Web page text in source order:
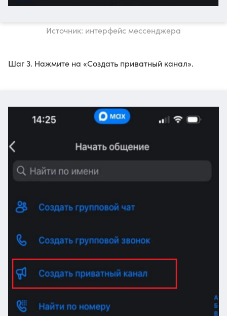
Источник: интерфейс мессенджера
Шаг 3. Нажмите на «Создать приватный канал».